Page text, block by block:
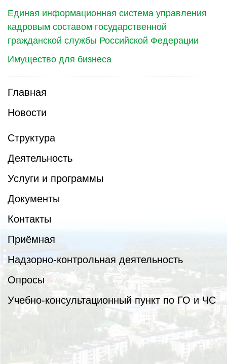
Единая информационная система управления
кадровым составом государственной
гражданской службы Российской Федерации
Имущество для бизнеса
Главная
Новости
Структура
Деятельность
Услуги и программы
Документы
Контакты
Приёмная
Надзорно-контрольная деятельность
Опросы
Учебно-консультационный пункт по ГО и ЧС